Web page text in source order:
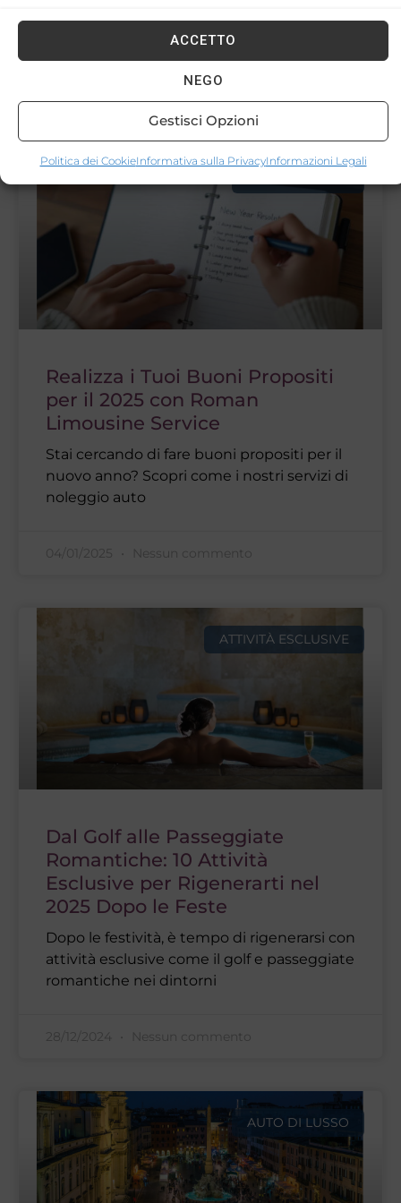
ACCETTO
NEGO
Gestisci Opzioni
Politica dei CookieInformativa sulla PrivacyInformazioni Legali
Realizza i Tuoi Buoni Propositi
per il 2025 con Roman
Limousine Service
Stai cercando di fare buoni propositi per il
nuovo anno? Scopri come i nostri servizi di
noleggio auto
04/01/2025 Nessun commento
ATTIVITÀ ESCLUSIVE
Dal Golf alle Passeggiate
Romantiche: 10 Attività
Esclusive per Rigenerarti nel
2025 Dopo le Feste
Dopo le festività, è tempo di rigenerarsi con
attività esclusive come il golf e passeggiate
romantiche nei dintorni
28/12/2024 Nessun commento
AUTO DI LUSSO